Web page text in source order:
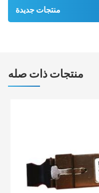
منتجات جديدة
منتجات ذات صله